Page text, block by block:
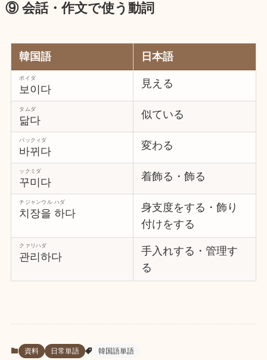
⑨ 会話・作文で使う動詞
韓国語 日本語
보이다
ポイダ 見える
닮다
タムダ 似ている
바뀌다
パックィダ 変わる
꾸미다
ックミダ 着飾る・飾る
치장을 하다
チジャンウル ハダ
身支度をする・飾り
付けをする
관리하다
クァリハダ
手入れする・管理す
る
資料 日常単語 韓国語単語